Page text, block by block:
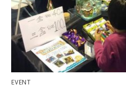
EVENT